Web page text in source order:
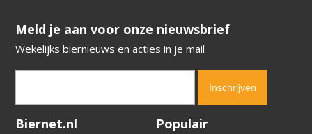
​​​​​​​Meld je aan voor onze nieuwsbrief
Wekelijks biernieuws en acties in je mail
Verification code:
Biernet.nl Populair